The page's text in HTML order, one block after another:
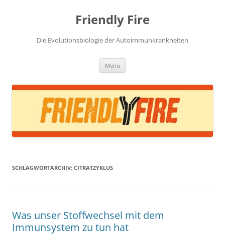
Friendly Fire
Die Evolutionsbiologie der Autoimmunkrankheiten
Menü
SCHLAGWORTARCHIV: CITRATZYKLUS
Was unser Stoffwechsel mit dem
Immunsystem zu tun hat